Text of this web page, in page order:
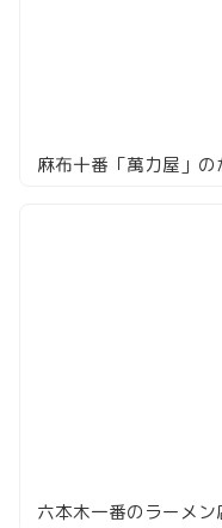
麻布十番「萬力屋」